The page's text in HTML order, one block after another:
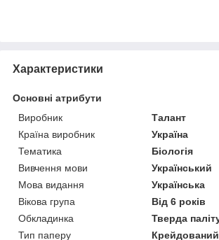
Характеристики
Основні атрибути
Виробник
Талант
Країна виробник
Україна
Тематика
Біологія
Вивчення мови
Український
Мова видання
Українська
Вікова група
Від 6 років
Обкладинка
Тверда
Тип паперу
Крейдований